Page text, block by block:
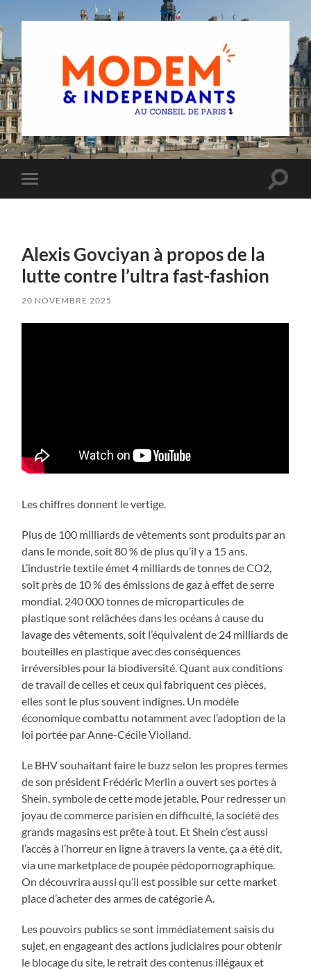
Groupe
MoDem
et
de
Toggle
mobile
Toggle
Alexis Govciyan à propos de la
lutte contre l’ultra fast-fashion
20 NOVEMBRE 2025
Les chiffres donnent le vertige.
Plus de 100 milliards de vêtements sont produits par an
dans le monde, soit 80 % de plus qu’il y a 15 ans.
L’industrie textile émet 4 milliards de tonnes de CO2,
soit près de 10 % des émissions de gaz à effet de serre
mondial. 240 000 tonnes de microparticules de
plastique sont relâchées dans les océans à cause du
lavage des vêtements, soit l’équivalent de 24 milliards de
bouteilles en plastique avec des conséquences
irréversibles pour la biodiversité. Quant aux conditions
de travail de celles et ceux qui fabriquent ces pièces,
elles sont le plus souvent indignes. Un modèle
économique combattu notamment avec l’adoption de la
loi portée par Anne-Cécile Violland.
Le BHV souhaitant faire le buzz selon les propres termes
de son président Frédéric Merlin a ouvert ses portes à
Shein, symbole de cette mode jetable. Pour redresser un
joyau de commerce parisien en difficulté, la société des
grands magasins est prête à tout. Et Shein c’est aussi
l’accès à l’horreur en ligne à travers la vente, ça a été dit,
via une marketplace de poupée pédopornographique.
On découvrira aussi qu’il est possible sur cette market
place d’acheter des armes de catégorie A.
Les pouvoirs publics se sont immédiatement saisis du
sujet, en engageant des actions judiciaires pour obtenir
le blocage du site, le retrait des contenus illégaux et